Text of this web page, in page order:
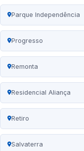
Parque Independência
Progresso
Remonta
Residencial Aliança
Retiro
Salvaterra